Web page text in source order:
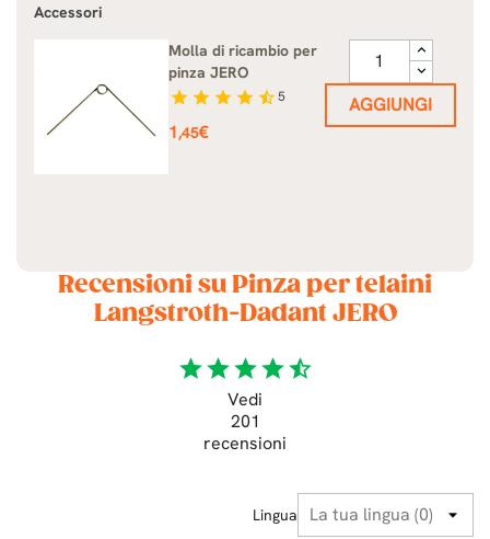
Accessori
Molla di ricambio per
pinza JERO
star star star star star_half5
Prezzo
1,45€
AGGIUNGI
Recensioni su Pinza per telaini
Langstroth-Dadant JERO
starstarstarstarstar_half
Vedi
201
recensioni
Lingua